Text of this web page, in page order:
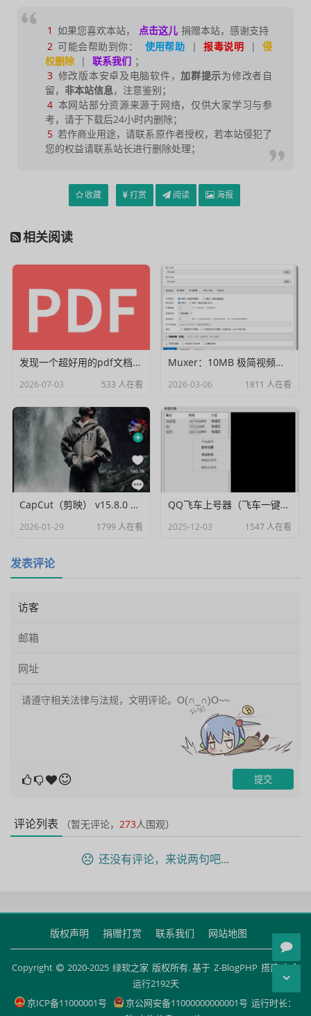
1 如果您喜欢本站， 点击这儿 捐赠本站，感谢支持
2 可能会帮助到你： 使用帮助 | 报毒说明 |
侵
权删除
| 联系我们 ；
3 修改版本安卓及电脑软件，加群提示为修改者自
留， 非本站信息，注意鉴别；
4 本网站部分资源来源于网络，仅供大家学习与参
考，请于下载后24小时内删除；
5 若作商业用途，请联系原作者授权，若本站侵犯了
您的权益请联系站长进行删除处理；
收藏 打赏 阅读 海报
相关阅读
发现一个超好用的pdf文档编辑器
2026-07-03 533 人在看
Muxer：10MB 极简视频字幕批量封装工具 (单文件/绿色版)
2026-03-06 1811 人在看
CapCut（剪映） v15.8.0 国际高级会员解锁破解版
2026-01-29 1799 人在看
QQ飞车上号器（飞车一键登号器）V1.0
2025-12-03 1547 人在看
发表评论
评论列表 （暂无评论， 273 人围观）
还没有评论，来说两句吧...
版权声明 捐赠打赏 联系我们 网站地图
Copyright 2020-2025 绿软之家 版权所有. 基于 Z-BlogPHP 搭建 安全
运行2192天
京ICP备11000001号
京公网安备11000000000001号 运行时长：